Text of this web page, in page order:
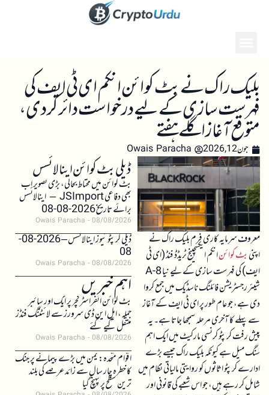
بلیک راک نے بٹ کوائن انکم ای ٹی ایف کی
فہرست سازی کے لیے درخواست دائر کر دی،
متوقع آغاز اگلے ہفتے
جون 12, 2026 Owais Paracha
معروف سرمایہ کاری فرم بلیک راک نے
اپنیبٹ کوائنانکم ایکسچینج ٹریڈڈ فنڈ (ای ٹی
ایف) کی فہرست سازی کے لیے نیا 8-A
شیئر رجسٹریشن فائلنگ ناسڈیک میں جمع کروا
دی ہے، جو عام طور پر ای ٹی ایف کے آغاز
سے پہلے کا آخری مرحلہ سمجھا جاتا ہے۔ یہ
پیش رفت کرپٹو کرنسی مارکیٹ میں ایک اہم
سنگ میل ہے کیونکہ بلیک راک جیسے بڑے
ادارے کرپٹو اثاثوں کو روایتی مالیاتی نظام میں
شامل کر رہے ہیں، جو اس شعبے کی قانونی اور
ڈیلی بٹ کوائن اینالائسس
بٹ کوائن میں محتاط بحالی، بڑی تصویر اب
بھی دفاعی JSImport – اینالائسس
برائے تاریخ 2026-08-08
Owais Paracha 08/08/2026
ڈیلی کرپٹو نیوز اینالائسس – 2026-08-
08
Owais Paracha 08/08/2026
اہم خبریں
بٹ کوائن انفراسٹرکچر پر ایک اور سائبر
حملہ، ایل این ڈی سرورز سے لائٹننگ فنڈز
منتقل کیے گئے
Owais Paracha 08/08/2026
اقوام متحدہ: یمن میں بڑے پیمانے پر جنگ
کا خطرہ چار سال سے زائد عرصے کی بلند
ترین سطح پر پہنچ گیا